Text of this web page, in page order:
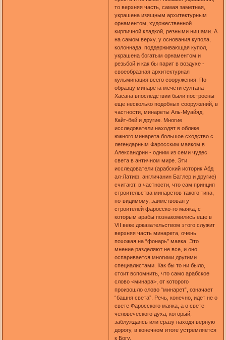
то верхняя часть, самая заметная,
украшена изящным архитектурным
орнаментом, художественной
кирпичной кладкой, резными нишами. А
на самом верху, у основания купола,
колоннада, поддерживающая купол,
украшена богатым орнаментом и
резьбой и как бы парит в воздухе -
своеобразная архитектурная
кульминация всего сооружения. По
образцу минарета мечети султана
Хасана впоследствии были построены
еще несколько подобных сооружений, в
частности, минареты Аль-Муайяд,
Кайт-бей и другие. Многие
исследователи находят в облике
южного минарета большое сходство с
легендарным Фаросским маяком в
Александрии - одним из семи чудес
света в античном мире. Эти
исследователи (арабский историк Абд
ал-Латиф, англичанин Батлер и другие)
считают, в частности, что сам принцип
строительства минаретов такого типа,
по-видимому, заимствован у
строителей фаросско-го маяка, с
которым арабы познакомились еще в
VII веке доказательством этого служит
верхняя часть минарета, очень
похожая на “фонарь” маяка. Это
мнение разделяют не все, и оно
оспаривается многими другими
специалистами. Как бы то ни было,
стоит вспомнить, что само арабское
слово <минара>, от которого
произошло слово “минарет”, означает
“башня света”. Речь, конечно, идет не о
свете Фаросского маяка, а о свете
человеческого духа, который,
заблуждаясь или сразу находя верную
дорогу, в конечном итоге устремляется
к Богу.